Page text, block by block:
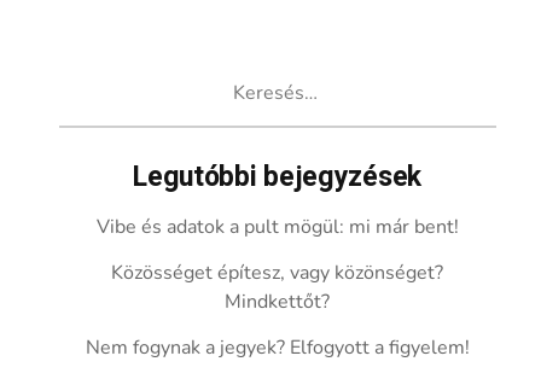
Legutóbbi bejegyzések
Vibe és adatok a pult mögül: mi már bent!
Közösséget építesz, vagy közönséget?
Mindkettőt?
Nem fogynak a jegyek? Elfogyott a figyelem!